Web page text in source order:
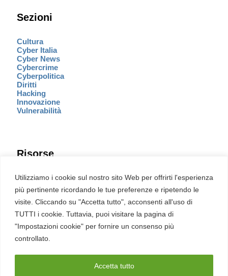
Utilizziamo i cookie sul nostro sito Web per offrirti l'esperienza
più pertinente ricordando le tue preferenze e ripetendo le
visite. Cliccando su "Accetta tutto", acconsenti all'uso di
TUTTI i cookie. Tuttavia, puoi visitare la pagina di
"Impostazioni cookie" per fornire un consenso più
controllato.
Accetta tutto
Sezioni
Cultura
Cyber Italia
Cyber News
Cybercrime
Cyberpolitica
Diritti
Hacking
Innovazione
Vulnerabilità
Risorse
Eventi
Fumetto Cyber
Newsletter
Servizi
Pubblicità
English
Ultime CVE critiche